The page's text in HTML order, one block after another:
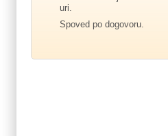
uri.
Spoved po dogovoru.